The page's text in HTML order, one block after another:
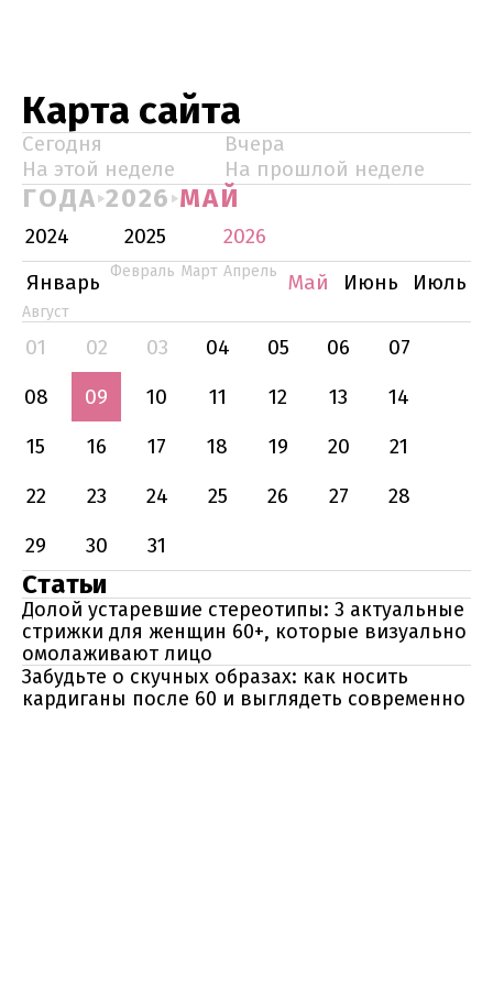
Карта сайта
Сегодня
Вчера
На этой неделе
На прошлой неделе
ГОДА 2026 МАЙ
2024 2025
2026
Январь
Февраль Март Апрель Май Июнь Июль
Август
01 02 03 04 05 06
07
08
09 10 11 12 13
14
15
16 17 18 19 20
21
22
23 24 25 26 27
28
29
30 31
Статьи
Долой устаревшие стереотипы: 3 актуальные
стрижки для женщин 60+, которые визуально
омолаживают лицо
Забудьте о скучных образах: как носить
кардиганы после 60 и выглядеть современно